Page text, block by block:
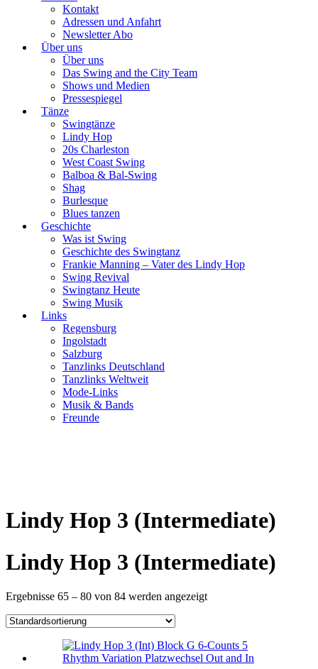
Kontakt
Adressen und Anfahrt
Newsletter Abo
Über uns
Über uns
Das Swing and the City Team
Shows und Medien
Pressespiegel
Tänze
Swingtänze
Lindy Hop
20s Charleston
West Coast Swing
Balboa & Bal-Swing
Shag
Burlesque
Blues tanzen
Geschichte
Was ist Swing
Geschichte des Swingtanz
Frankie Manning – Vater des Lindy Hop
Swing Revival
Swingtanz Heute
Swing Musik
Links
Regensburg
Ingolstadt
Salzburg
Tanzlinks Deutschland
Tanzlinks Weltweit
Mode-Links
Musik & Bands
Freunde
Lindy Hop 3 (Intermediate)
Lindy Hop 3 (Intermediate)
Ergebnisse 65 – 80 von 84 werden angezeigt